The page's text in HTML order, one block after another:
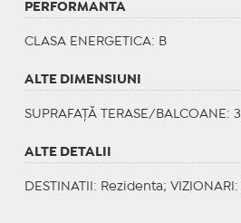
PERFORMANTA
CLASA ENERGETICA: B
ALTE DIMENSIUNI
SUPRAFAȚĂ TERASE/BALCOANE:
ALTE DETALII
DESTINATII : Rezidenta; VIZIONARI :